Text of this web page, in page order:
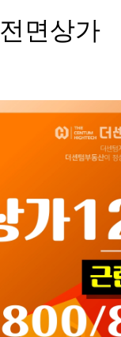
전면상가